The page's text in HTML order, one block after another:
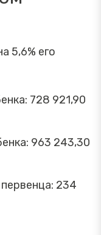
5,6% его
728 921,90
963 243,30
234